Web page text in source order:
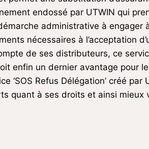
endossé par UTWIN qui
administrative à
nécessaires à l’acceptation
de ses distributeurs, ce
enfin un dernier avantage pour
‘SOS Refus Délégation’ créé
quant à ses droits et ainsi